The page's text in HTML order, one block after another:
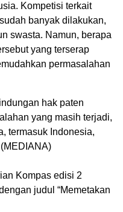
Kompetisi terkait
banyak dilakukan,
swasta. Namun, berapa
yang terserap
permasalahan
hak paten
yang masih terjadi,
termasuk Indonesia,
Kompas edisi 2
judul “Memetakan